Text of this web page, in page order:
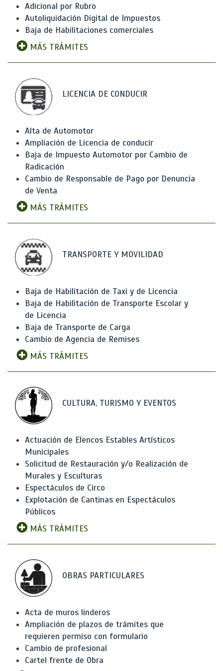
Adicional por Rubro
Autoliquidación Digital de Impuestos
Baja de Habilitaciones comerciales
MÁS TRÁMITES
LICENCIA DE CONDUCIR
Alta de Automotor
Ampliación de Licencia de conducir
Baja de Impuesto Automotor por Cambio de
Radicación
Cambio de Responsable de Pago por Denuncia
de Venta
MÁS TRÁMITES
TRANSPORTE Y MOVILIDAD
Baja de Habilitación de Taxi y de Licencia
Baja de Habilitación de Transporte Escolar y
de Licencia
Baja de Transporte de Carga
Cambio de Agencia de Remises
MÁS TRÁMITES
CULTURA, TURISMO Y EVENTOS
Actuación de Elencos Estables Artísticos
Municipales
Solicitud de Restauración y/o Realización de
Murales y Esculturas
Espectáculos de Circo
Explotación de Cantinas en Espectáculos
Públicos
MÁS TRÁMITES
OBRAS PARTICULARES
Acta de muros linderos
Ampliación de plazos de trámites que
requieren permiso con formulario
Cambio de profesional
Cartel frente de Obra